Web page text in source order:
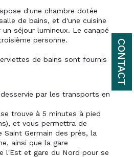
CONTACT
d'une chambre dotée
de bains, et d'une cuisine
un séjour lumineux. Le canapé
personne.
de bains sont fournis
par les transports en
trouve à 5 minutes à pied
et vous permettra de
Saint Germain des près, la
ainsi que la gare
l'Est et gare du Nord pour se